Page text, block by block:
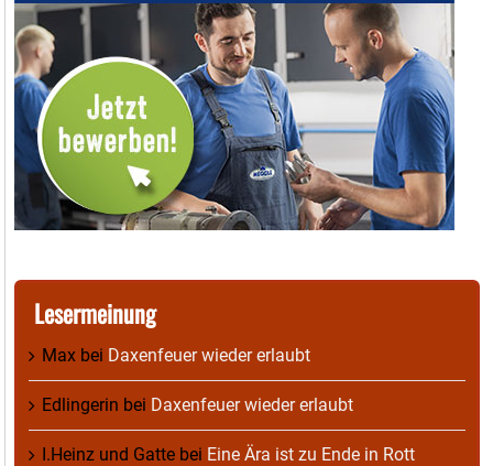
Lesermeinung
Max bei Daxenfeuer wieder erlaubt
Edlingerin bei Daxenfeuer wieder erlaubt
I.Heinz und Gatte bei Eine Ära ist zu Ende in Rott